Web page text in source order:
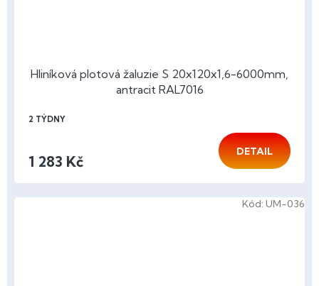
Hliníková plotová žaluzie S 20x120x1,6-6000mm,
antracit RAL7016
2 TÝDNY
1 283 Kč
DETAIL
Kód: UM-036